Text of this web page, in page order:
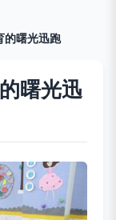
的曙光迅跑
曙光迅